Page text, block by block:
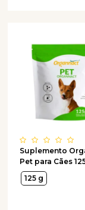
Suplemento
Pet para Cães
125 g